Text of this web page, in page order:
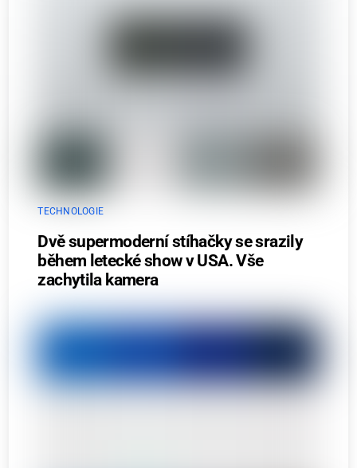
TECHNOLOGIE
Dvě supermoderní stíhačky se srazily
během letecké show v USA. Vše
zachytila kamera